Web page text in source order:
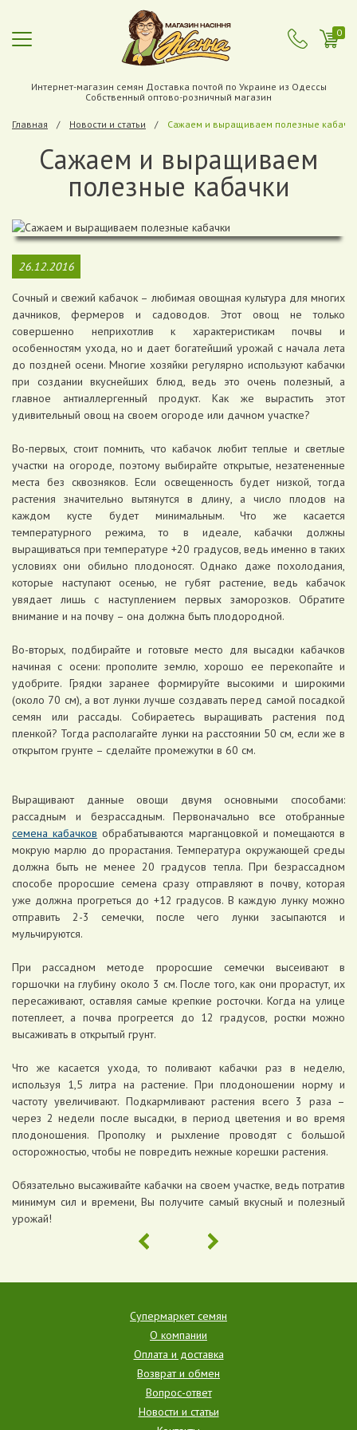
0
Интернет-магазин семян Доставка почтой по Украине из Одессы
Собственный оптово-розничный магазин
Главная Новости и статьи Сажаем и выращиваем полезные
Сажаем и выращиваем
полезные кабачки
26.12.2016
Сочный и свежий кабачок – любимая овощная культура для многих
дачников, фермеров и садоводов. Этот овощ не только
совершенно неприхотлив к характеристикам почвы и
особенностям ухода, но и дает богатейший урожай с начала лета
до поздней осени. Многие хозяйки регулярно используют кабачки
при создании вкуснейших блюд, ведь это очень полезный, а
главное антиаллергенный продукт. Как же вырастить этот
удивительный овощ на своем огороде или дачном участке?
Во-первых, стоит помнить, что кабачок любит теплые и светлые
участки на огороде, поэтому выбирайте открытые, незатененные
места без сквозняков. Если освещенность будет низкой, тогда
растения значительно вытянутся в длину, а число плодов на
каждом кусте будет минимальным. Что же касается
температурного режима, то в идеале, кабачки должны
выращиваться при температуре +20 градусов, ведь именно в таких
условиях они обильно плодоносят. Однако даже похолодания,
которые наступают осенью, не губят растение, ведь кабачок
увядает лишь с наступлением первых заморозков. Обратите
внимание и на почву – она должна быть плодородной.
Во-вторых, подбирайте и готовьте место для высадки кабачков
начиная с осени: прополите землю, хорошо ее перекопайте и
удобрите. Грядки заранее формируйте высокими и широкими
(около 70 см), а вот лунки лучше создавать перед самой посадкой
семян или рассады. Собираетесь выращивать растения под
пленкой? Тогда располагайте лунки на расстоянии 50 см, если же в
открытом грунте – сделайте промежутки в 60 см.
Выращивают данные овощи двумя основными способами:
рассадным и безрассадным. Первоначально все отобранные
семена кабачков обрабатываются марганцовкой и помещаются в
мокрую марлю до прорастания. Температура окружающей среды
должна быть не менее 20 градусов тепла. При безрассадном
способе проросшие семена сразу отправляют в почву, которая
уже должна прогреться до +12 градусов. В каждую лунку можно
отправить 2-3 семечки, после чего лунки засыпаются и
мульчируются.
При рассадном методе проросшие семечки высеивают в
горшочки на глубину около 3 см. После того, как они прорастут, их
пересаживают, оставляя самые крепкие росточки. Когда на улице
потеплеет, а почва прогреется до 12 градусов, ростки можно
высаживать в открытый грунт.
Что же касается ухода, то поливают кабачки раз в неделю,
используя 1,5 литра на растение. При плодоношении норму и
частоту увеличивают. Подкармливают растения всего 3 раза –
через 2 недели после высадки, в период цветения и во время
плодоношения. Прополку и рыхление проводят с большой
осторожностью, чтобы не повредить нежные корешки растения.
Обязательно высаживайте кабачки на своем участке, ведь потратив
минимум сил и времени, Вы получите самый вкусный и полезный
урожай!
Супермаркет семян
О компании
Оплата и доставка
Возврат и обмен
Вопрос-ответ
Новости и статьи